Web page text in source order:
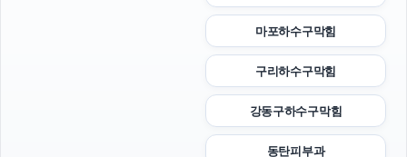
마포하수구막힘
구리하수구막힘
강동구하수구막힘
동탄피부과